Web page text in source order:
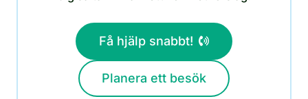
Få hjälp snabbt!
Planera ett besök